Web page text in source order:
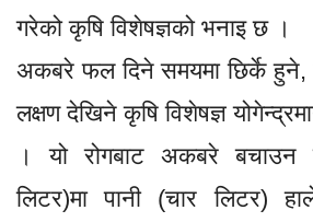
गरेको कृषि विशेषज्ञको भनाइ छ ।
अकबरे फल दिने समयमा छिर्के
लक्षण देखिने कृषि विशेषज्ञ
। यो रोगबाट अकबरे बचाउन
लिटर)मा पानी (चार लिटर)